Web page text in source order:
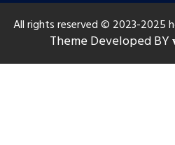
All rights reserved © 2023-2025
Theme Developed BY